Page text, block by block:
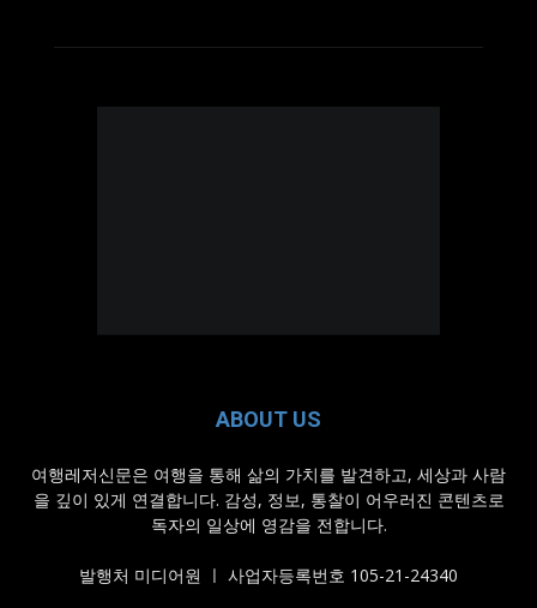
ABOUT US
여행레저신문은 여행을 통해 삶의 가치를 발견하고, 세상과 사람
을 깊이 있게 연결합니다. 감성, 정보, 통찰이 어우러진 콘텐츠로
독자의 일상에 영감을 전합니다.
발행처 미디어원 ㅣ 사업자등록번호 105-21-24340